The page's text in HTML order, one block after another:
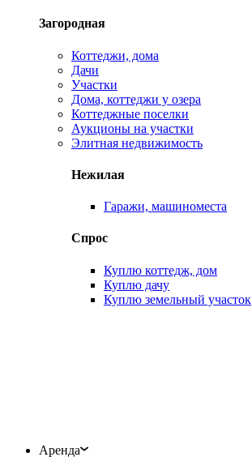
Загородная
Коттеджи, дома
Дачи
Участки
Дома, коттеджи у озера
Коттеджные поселки
Аукционы на участки
Элитная недвижимость
Нежилая
Гаражи, машиноместа
Спрос
Куплю коттедж, дом
Куплю дачу
Куплю земельный участок
Аренда